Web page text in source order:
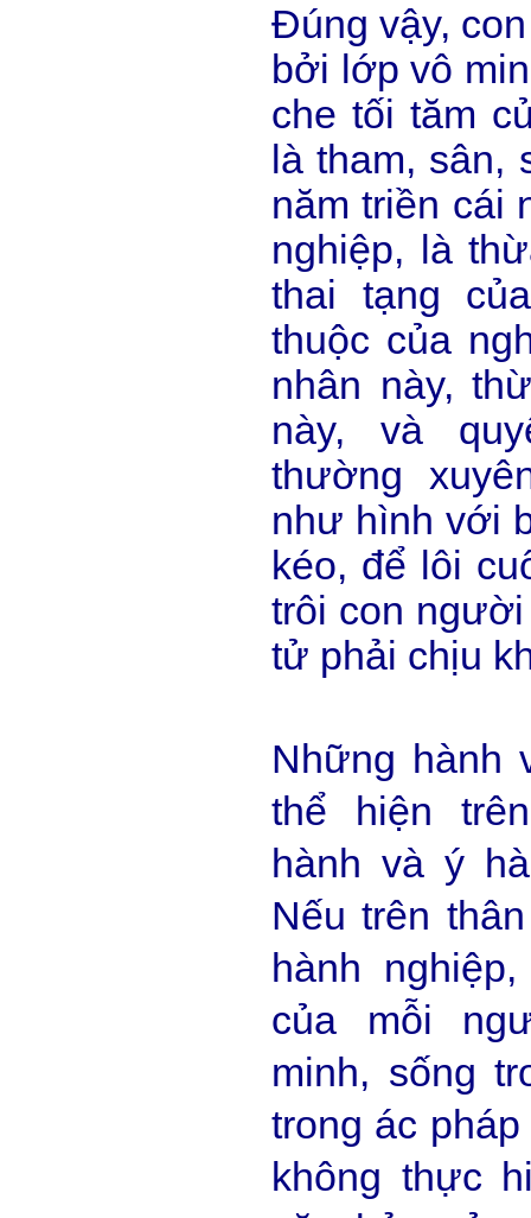
Đúng vậy,
bởi lớp vô
che tối tăm
là tham, sân,
năm triền cái
nghiệp, là
thai tạng
thuộc của
nhân này,
này, và
thường
như hình với
kéo, để lôi
trôi con
tử phải chịu
Những hành
thể hiện
hành và ý
Nếu trên
hành
của mỗi
minh, sống
trong ác
không thực